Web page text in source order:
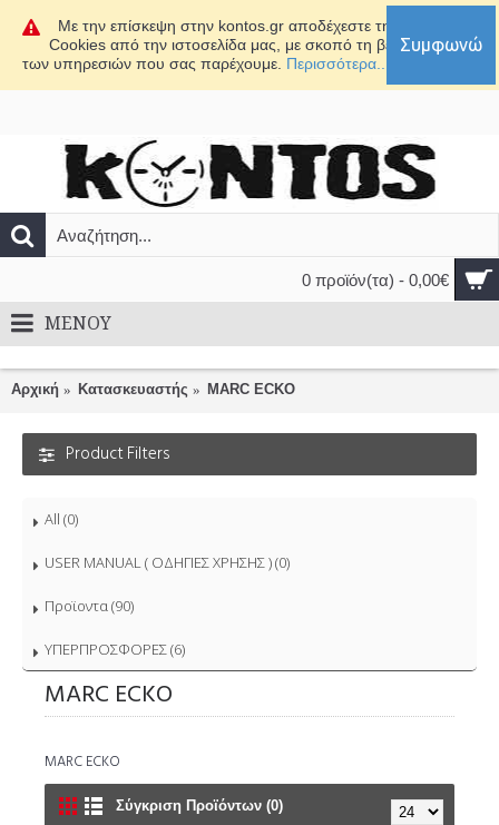
Με την επίσκεψη στην kontos.gr αποδέχεστε τη χρήση
Cookies από την ιστοσελίδα μας, με σκοπό τη βελτίωση
των υπηρεσιών που σας παρέχουμε. Περισσότερα...
Συμφωνώ
0 προϊόν(τα) - 0,00€
MENOY
Αρχική Κατασκευαστής MARC ECKO
Product Filters
All (0)
USER MANUAL ( ΟΔΗΓΙΕΣ ΧΡΗΣΗΣ ) (0)
Προϊοντα (90)
ΥΠΕΡΠΡΟΣΦΟΡΕΣ (6)
MARC ECKO
MARC ECKO
Σύγκριση Προϊόντων (0)